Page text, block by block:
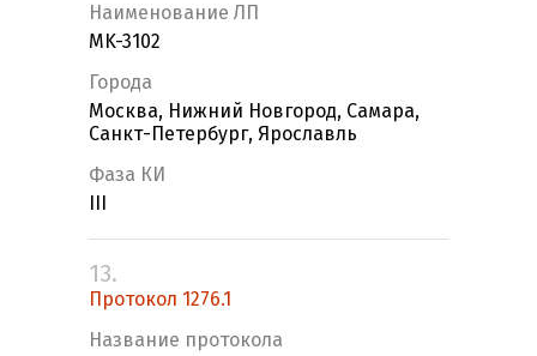
Наименование ЛП
MK-3102
Города
Москва, Нижний Новгород, Самара,
Санкт-Петербург, Ярославль
Фаза КИ
13.
Протокол 1276.1
Название протокола